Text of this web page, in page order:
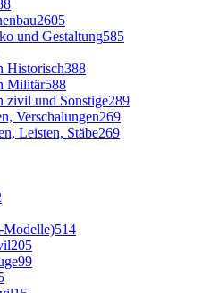
2605
und Gestaltung585
Historisch388
Militär588
zivil und Sonstige289
Verschalungen269
Leisten, Stäbe269
Modelle)514
205
99